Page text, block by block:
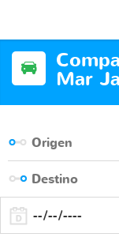
Mar